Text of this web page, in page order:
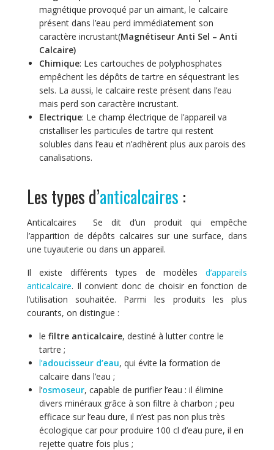
magnétique provoqué par un aimant, le calcaire
présent dans l’eau perd immédiatement son
caractère incrustant(Magnétiseur Anti Sel – Anti
Calcaire)
Chimique: Les cartouches de polyphosphates
empêchent les dépôts de tartre en séquestrant les
sels. La aussi, le calcaire reste présent dans l’eau
mais perd son caractère incrustant.
Electrique: Le champ électrique de l’appareil va
cristalliser les particules de tartre qui restent
solubles dans l’eau et n’adhèrent plus aux parois des
canalisations.
Les types d’anticalcaires :
Anticalcaires Se dit d’un produit qui empêche
l’apparition de dépôts calcaires sur une surface, dans
une tuyauterie ou dans un appareil.
Il existe différents types de modèlesd’appareils
anticalcaire. Il convient donc de choisir en fonction de
l’utilisation souhaitée. Parmi les produits les plus
courants, on distingue :
le filtre anticalcaire, destiné à lutter contre le
tartre ;
l’adoucisseur d’eau, qui évite la formation de
calcaire dans l’eau ;
l’osmoseur, capable de purifier l’eau : il élimine
divers minéraux grâce à son filtre à charbon ; peu
efficace sur l’eau dure, il n’est pas non plus très
écologique car pour produire 100 cl d’eau pure, il en
rejette quatre fois plus ;